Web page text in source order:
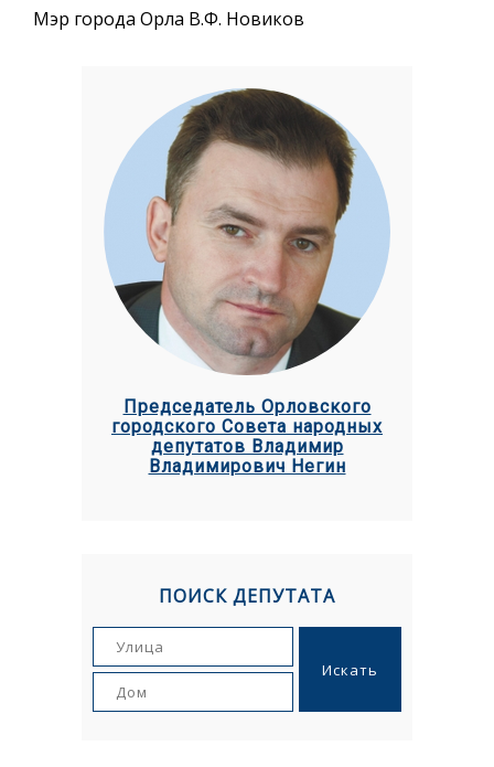
Мэр города Орла В.Ф. Новиков
Председатель Орловского
городского Совета народных
депутатов Владимир
Владимирович Негин
ПОИСК ДЕПУТАТА